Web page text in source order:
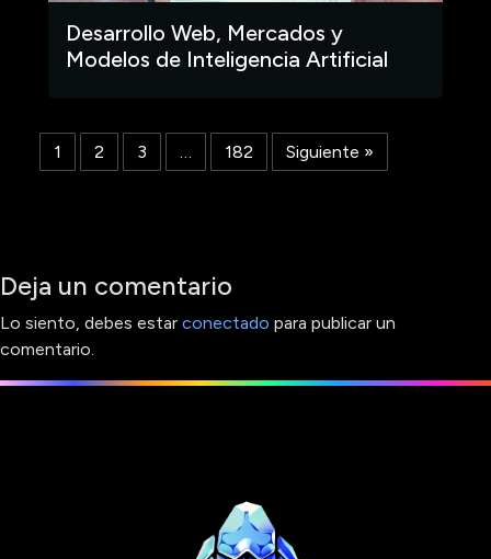
Desarrollo Web, Mercados y
Modelos de Inteligencia Artificial
1 2 3 … 182 Siguiente »
Deja un comentario
Lo siento, debes estar conectado para publicar un
comentario.